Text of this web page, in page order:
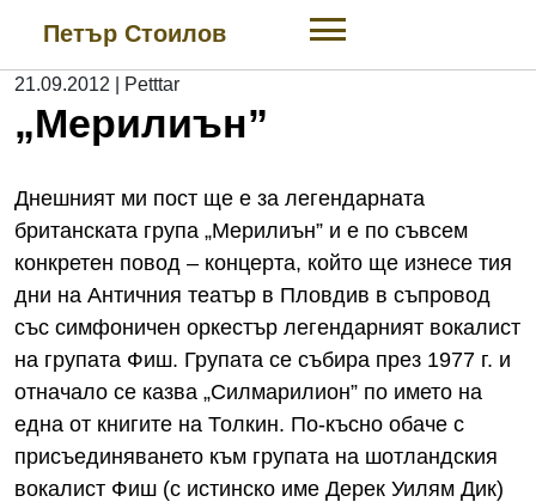
content
Петър Стоилов
21.09.2012 Petttar
„Мерилиън”
Днешният ми пост ще е за легендарната
британската група „Мерилиън” и е по съвсем
конкретен повод – концерта, който ще изнесе тия
дни на Античния театър в Пловдив в съпровод
със симфоничен оркестър легендарният вокалист
на групата Фиш. Групата се събира през 1977 г. и
отначало се казва „Силмарилион” по името на
една от книгите на Толкин. По-късно обаче с
присъединяването към групата на шотландския
вокалист Фиш (с истинско име Дерек Уилям Дик)